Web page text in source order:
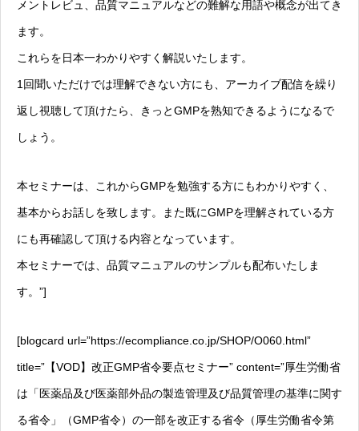
メントレビュ、品質マニュアルなどの難解な用語や概念が出てき
ます。
これらを日本一わかりやすく解説いたします。
1回聞いただけでは理解できない方にも、アーカイブ配信を繰り
返し視聴して頂けたら、きっとGMPを熟知できるようになるで
しょう。
本セミナーは、これからGMPを勉強する方にもわかりやすく、
基本からお話しを致します。また既にGMPを理解されている方
にも再確認して頂ける内容となっています。
本セミナーでは、品質マニュアルのサンプルも配布いたしま
す。”]
[blogcard url=”https://ecompliance.co.jp/SHOP/O060.html”
title=”【VOD】改正GMP省令要点セミナー” content=”厚生労働省
は「医薬品及び医薬部外品の製造管理及び品質管理の基準に関す
る省令」（GMP省令）の一部を改正する省令（厚生労働省令第